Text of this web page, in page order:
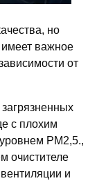
но
имеет важное
от
с плохим
PM2,5.,
очистителе
и